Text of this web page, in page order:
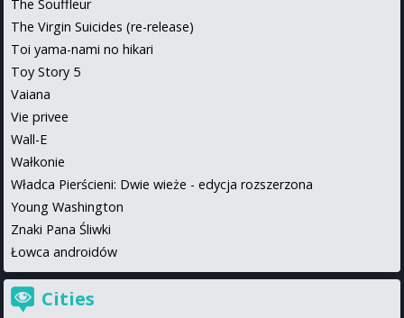
The Souffleur
The Virgin Suicides (re-release)
Toi yama-nami no hikari
Toy Story 5
Vaiana
Vie privee
Wall-E
Wałkonie
Władca Pierścieni: Dwie wieże - edycja rozszerzona
Young Washington
Znaki Pana Śliwki
Łowca androidów
Cities